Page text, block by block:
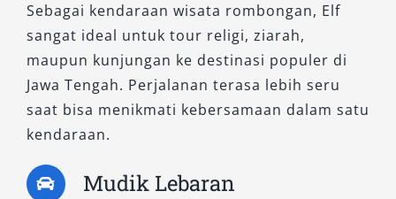
Sebagai kendaraan wisata rombongan, Elf
sangat ideal untuk tour religi, ziarah,
maupun kunjungan ke destinasi populer di
Jawa Tengah. Perjalanan terasa lebih seru
saat bisa menikmati kebersamaan dalam satu
kendaraan.
Mudik Lebaran